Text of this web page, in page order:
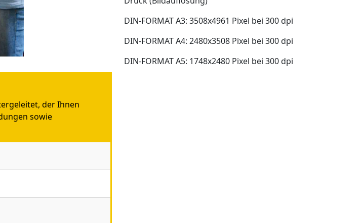
DIN-FORMAT A3: 3508x4961 Pixel bei 300 dpi
DIN-FORMAT A4: 2480x3508 Pixel bei 300 dpi
DIN-FORMAT A5: 1748x2480 Pixel bei 300 dpi
der Ihnen
sowie